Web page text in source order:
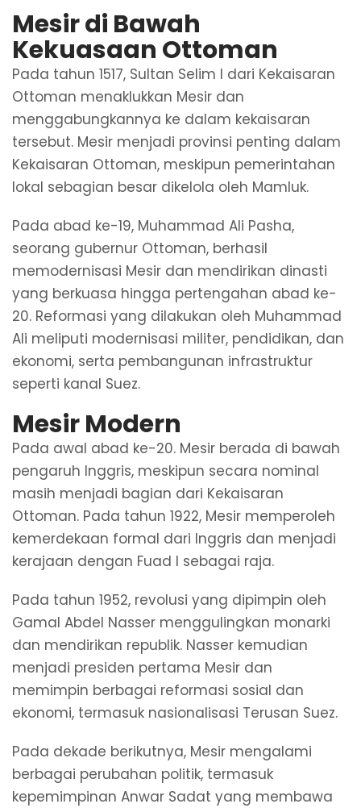
Mesir di Bawah
Kekuasaan Ottoman
Pada tahun 1517, Sultan Selim I dari Kekaisaran
Ottoman menaklukkan Mesir dan
menggabungkannya ke dalam kekaisaran
tersebut. Mesir menjadi provinsi penting dalam
Kekaisaran Ottoman, meskipun pemerintahan
lokal sebagian besar dikelola oleh Mamluk.
Pada abad ke-19, Muhammad Ali Pasha,
seorang gubernur Ottoman, berhasil
memodernisasi Mesir dan mendirikan dinasti
yang berkuasa hingga pertengahan abad ke-
20. Reformasi yang dilakukan oleh Muhammad
Ali meliputi modernisasi militer, pendidikan, dan
ekonomi, serta pembangunan infrastruktur
seperti kanal Suez.
Mesir Modern
Pada awal abad ke-20. Mesir berada di bawah
pengaruh Inggris, meskipun secara nominal
masih menjadi bagian dari Kekaisaran
Ottoman. Pada tahun 1922, Mesir memperoleh
kemerdekaan formal dari Inggris dan menjadi
kerajaan dengan Fuad I sebagai raja.
Pada tahun 1952, revolusi yang dipimpin oleh
Gamal Abdel Nasser menggulingkan monarki
dan mendirikan republik. Nasser kemudian
menjadi presiden pertama Mesir dan
memimpin berbagai reformasi sosial dan
ekonomi, termasuk nasionalisasi Terusan Suez.
Pada dekade berikutnya, Mesir mengalami
berbagai perubahan politik, termasuk
kepemimpinan Anwar Sadat yang membawa